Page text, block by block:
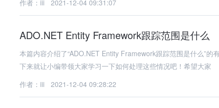
作者：iii
2021-12-04 09:31:07
ADO.NET Entity Framework跟踪范围是什么
本篇内容介绍了“ADO.NET Entity Framework跟踪范围是什么”
下来就让小编带领大家学习一下如何处理这些情况吧！希望大家
作者：iii
2021-12-04 09:28:22